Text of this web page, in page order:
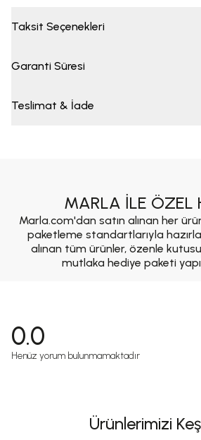
Taksit Seçenekleri
Garanti Süresi
Teslimat & İade
MARLA İLE ÖZEL
Marla.com'dan satın alınan her
paketleme standartlarıyla
alınan tüm ürünler, özenle
mutlaka hediye paketi
0.0
Henüz yorum bulunmamaktadır
Ürünlerimizi